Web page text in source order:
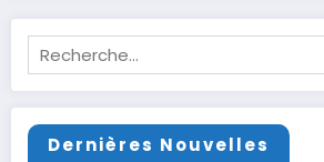
Dernières Nouvelles